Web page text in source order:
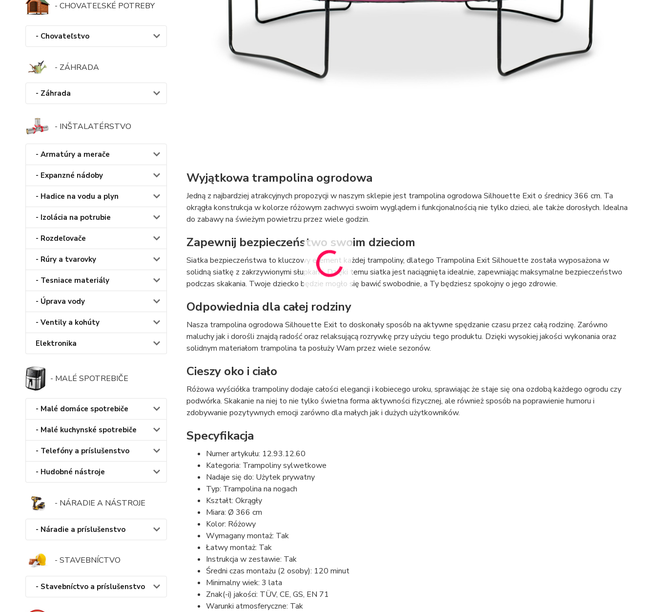
- CHOVATEĽSKÉ POTREBY
- Chovateľstvo
- ZÁHRADA
- Záhrada
- INŠTALATÉRSTVO
- Armatúry a merače
- Expanzné nádoby
- Hadice na vodu a plyn
- Izolácia na potrubie
- Rozdeľovače
- Rúry a tvarovky
- Tesniace materiály
- Úprava vody
- Ventily a kohúty
Elektronika
- MALÉ SPOTREBIČE
- Malé domáce spotrebiče
- Malé kuchynské spotrebiče
- Telefóny a príslušenstvo
- Hudobné nástroje
- NÁRADIE A NÁSTROJE
- Náradie a príslušenstvo
- STAVEBNÍCTVO
- Stavebníctvo a príslušenstvo
Wyjątkowa trampolina ogrodowa
Jedną z najbardziej atrakcyjnych propozycji w naszym sklepie jest trampolina ogrodowa Silhouette Exit o średnicy 366 cm. Ta
okrągła konstrukcja w kolorze różowym zachwyci swoim wyglądem i funkcjonalnością nie tylko dzieci, ale także dorosłych. Idealna
do zabawy na świeżym powietrzu przez wiele godzin.
Zapewnij bezpieczeństwo swoim dzieciom
Siatka bezpieczeństwa to kluczowy element każdej trampoliny, dlatego Trampolina Exit Silhouette została wyposażona w
solidną siatkę z zakrzywionymi słupkami. Dzięki temu siatka jest naciągnięta idealnie, zapewniając maksymalne bezpieczeństwo
podczas skakania. Twoje dziecko będzie mogło się bawić swobodnie, a Ty będziesz spokojny o jego zdrowie.
Odpowiednia dla całej rodziny
Nasza trampolina ogrodowa Silhouette Exit to doskonały sposób na aktywne spędzanie czasu przez całą rodzinę. Zarówno
maluchy jak i dorośli znajdą radość oraz relaksującą rozrywkę przy użyciu tego produktu. Dzięki wysokiej jakości wykonania oraz
solidnym materiałom trampolina ta posłuży Wam przez wiele sezonów.
Cieszy oko i ciało
Różowa wyściółka trampoliny dodaje całości elegancji i kobiecego uroku, sprawiając że staje się ona ozdobą każdego ogrodu czy
podwórka. Skakanie na niej to nie tylko świetna forma aktywności fizycznej, ale również sposób na poprawienie humoru i
zdobywanie pozytywnych emocji zarówno dla małych jak i dużych użytkowników.
Specyfikacja
Numer artykułu: 12.93.12.60
Kategoria: Trampoliny sylwetkowe
Nadaje się do: Użytek prywatny
Typ: Trampolina na nogach
Kształt: Okrągły
Miara: Ø 366 cm
Kolor: Różowy
Wymagany montaż: Tak
Łatwy montaż: Tak
Instrukcja w zestawie: Tak
Średni czas montażu (2 osoby): 120 minut
Minimalny wiek: 3 lata
Znak(-i) jakości: TÜV, CE, GS, EN 71
Warunki atmosferyczne: Tak